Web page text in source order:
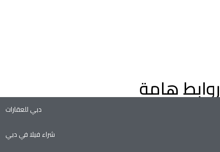
روابط هامة
دبي للعقارات
شراء فيلا في دبي